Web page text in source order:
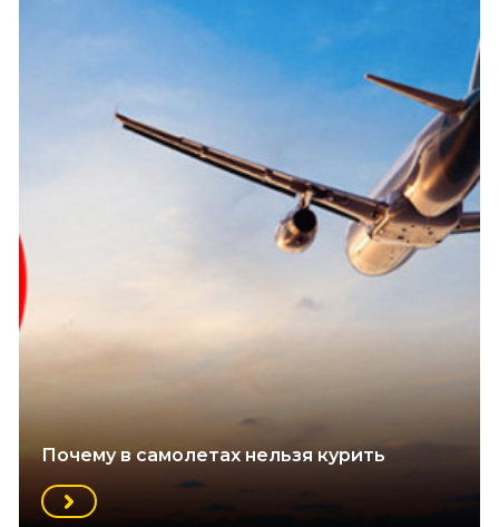
Почему в самолетах нельзя курить